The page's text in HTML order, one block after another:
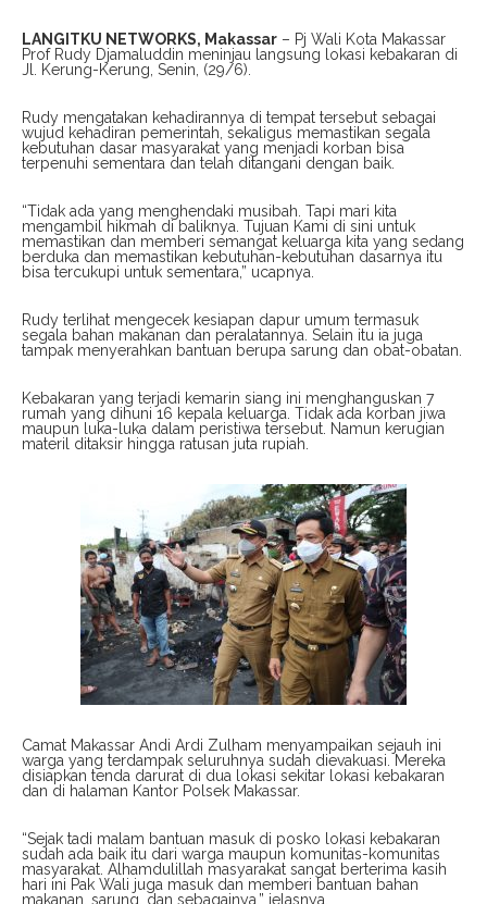
LANGITKU NETWORKS, Makassar – Pj Wali Kota Makassar
Prof Rudy Djamaluddin meninjau langsung lokasi kebakaran di
Jl. Kerung-Kerung, Senin, (29/6).
Rudy mengatakan kehadirannya di tempat tersebut sebagai
wujud kehadiran pemerintah, sekaligus memastikan segala
kebutuhan dasar masyarakat yang menjadi korban bisa
terpenuhi sementara dan telah ditangani dengan baik.
“Tidak ada yang menghendaki musibah. Tapi mari kita
mengambil hikmah di baliknya. Tujuan Kami di sini untuk
memastikan dan memberi semangat keluarga kita yang sedang
berduka dan memastikan kebutuhan-kebutuhan dasarnya itu
bisa tercukupi untuk sementara,” ucapnya.
Rudy terlihat mengecek kesiapan dapur umum termasuk
segala bahan makanan dan peralatannya. Selain itu ia juga
tampak menyerahkan bantuan berupa sarung dan obat-obatan.
Kebakaran yang terjadi kemarin siang ini menghanguskan 7
rumah yang dihuni 16 kepala keluarga. Tidak ada korban jiwa
maupun luka-luka dalam peristiwa tersebut. Namun kerugian
materil ditaksir hingga ratusan juta rupiah.
Camat Makassar Andi Ardi Zulham menyampaikan sejauh ini
warga yang terdampak seluruhnya sudah dievakuasi. Mereka
disiapkan tenda darurat di dua lokasi sekitar lokasi kebakaran
dan di halaman Kantor Polsek Makassar.
“Sejak tadi malam bantuan masuk di posko lokasi kebakaran
sudah ada baik itu dari warga maupun komunitas-komunitas
masyarakat. Alhamdulillah masyarakat sangat berterima kasih
hari ini Pak Wali juga masuk dan memberi bantuan bahan
makanan, sarung, dan sebagainya,” jelasnya.